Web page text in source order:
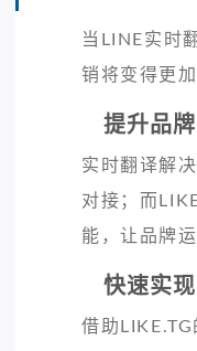
当LINE实时
销将变得更
提升品
实时翻译解
对接；而
能，让品牌
快速实
借助